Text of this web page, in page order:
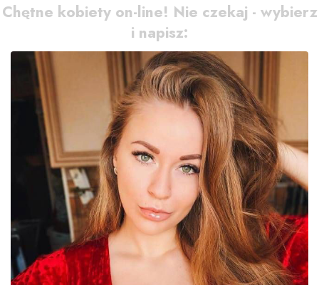
Chętne kobiety on-line! Nie czekaj - wybierz
i napisz: